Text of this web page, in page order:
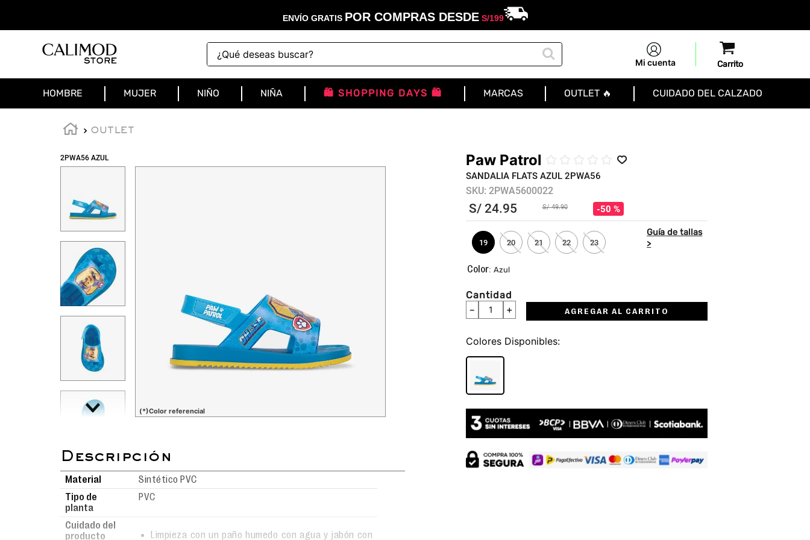
ENVÍO GRATIS POR COMPRAS DESDES/199
¿Qué deseas buscar?
Mi cuenta
HOMBRE MUJER NIÑO NIÑA 🛍️ SHOPPING DAYS 🛍️ MARCAS OUTLET 🔥 CUIDADO DEL CALZADO
OUTLET
2PWA56 AZUL
(*)Color referencial
Material
Sintético PVC
Tipo de
planta
PVC
Cuidado del
producto
Limpieza con un paño humedo con agua y jabón con
Paw Patrol ☆ ☆ ☆ ☆ ☆
SANDALIA FLATS AZUL 2PWA56
SKU: 2PWA5600022
S/ 24.95 S/ 49.90 50 %
19 20 21 22 23
: Azul
Cantidad
＋
－ AGREGAR AL CARRITO
Colores